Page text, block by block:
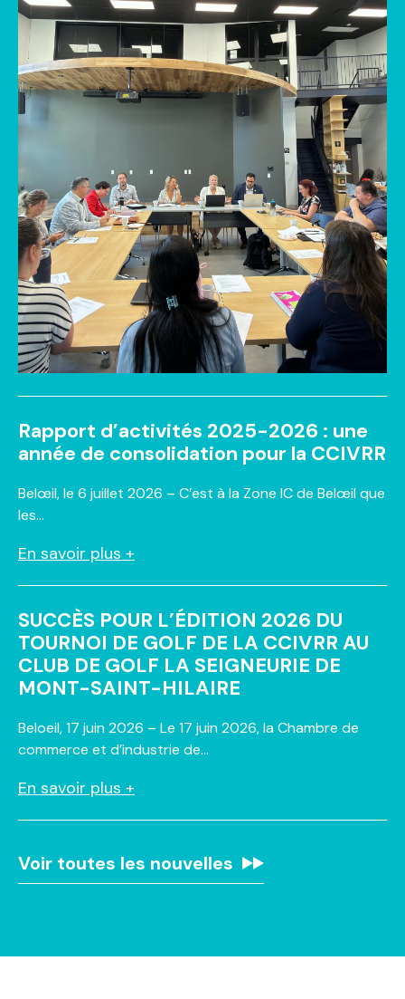
Rapport d’activités 2025-2026 : une
année de consolidation pour la CCIVRR
Belœil, le 6 juillet 2026 – C’est à la Zone IC de Belœil que
les…
En savoir plus +
SUCCÈS POUR L’ÉDITION 2026 DU
TOURNOI DE GOLF DE LA CCIVRR AU
CLUB DE GOLF LA SEIGNEURIE DE
MONT-SAINT-HILAIRE
Beloeil, 17 juin 2026 – Le 17 juin 2026, la Chambre de
commerce et d’industrie de…
En savoir plus +
Voir toutes les nouvelles